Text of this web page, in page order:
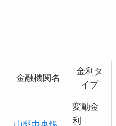
金融機関名
金利タ
イプ
変動金
利